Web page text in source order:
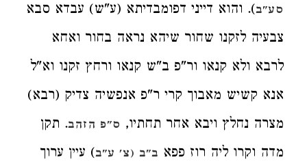
סע"ב). והוא דייני דפומבדיתא (ע"ש) עבדא סבא
צבעיה לזקנו שחור שיהא נראה בחור ואחא
לרבא ולא קנאו ור"פ ב"ש קנאו ורחץ זקנו וא"ל
אנא קשיש מאבוך קרי ר"פ אנפשיה צדיק (רבא)
מצרה נחלץ ויבא אחר תחתיו, ס"פ הזהב. תקן
מדה וקרו ליה רוז פפא ב"ב (צ' ע"ב) עיין ערוך